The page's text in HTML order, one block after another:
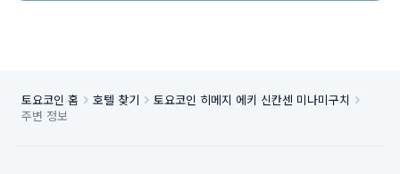
토요코인 홈 호텔 찾기
토요코인 히메지 에키 신칸센 미나미구치
주변 정보